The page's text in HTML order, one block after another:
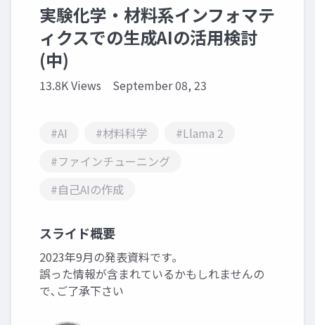
実験化学・材料系インフォマテ
ィクスでの生成AIの活用検討
(中)
13.8K Views September 08, 23
#AI #材料科学
#Llama 2
#ファインチューニング
#自己AIの作成
スライド概要
2023年9月の発表資料です｡
誤った情報が含まれているかもしれませんの
で､ご了承下さい